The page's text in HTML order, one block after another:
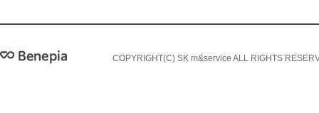
COPYRIGHT(C) SK m&service ALL RIGHTS